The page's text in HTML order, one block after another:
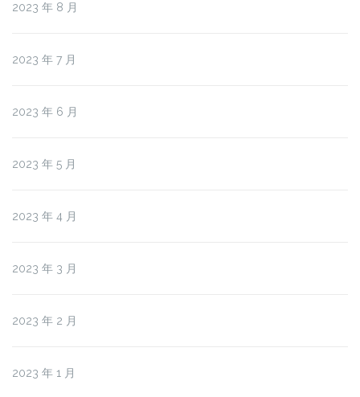
2023 年 8 月
2023 年 7 月
2023 年 6 月
2023 年 5 月
2023 年 4 月
2023 年 3 月
2023 年 2 月
2023 年 1 月